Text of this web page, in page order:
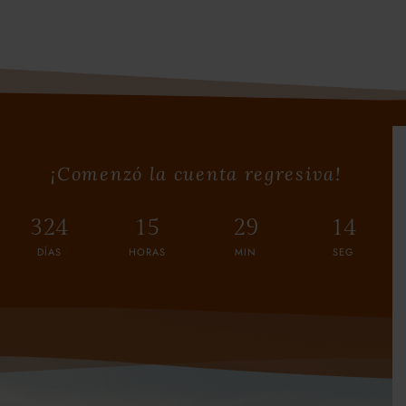
¡Comenzó la cuenta regresiva!
324
DÍAS
15
HORAS
29
MIN
11
SEG